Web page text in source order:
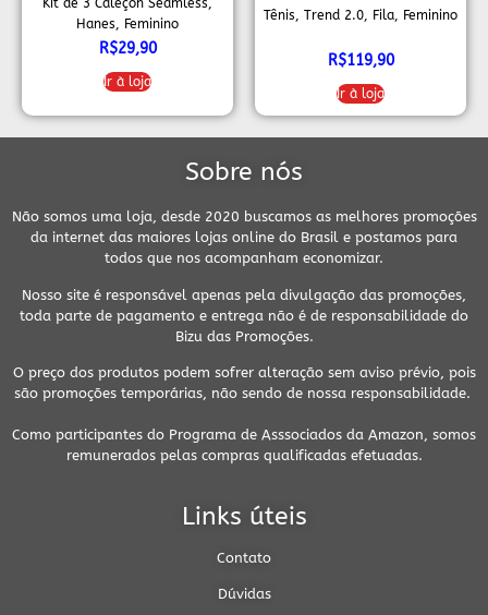
Kit de 3 Caleçon Seamless,
Hanes, Feminino
R$29,90
Ir à loja
Tênis, Trend 2.0, Fila, Feminino
R$119,90
Ir à loja
Sobre nós
Não somos uma loja, desde 2020 buscamos as melhores promoções
da internet das maiores lojas online do Brasil e postamos para
todos que nos acompanham economizar.
Nosso site é responsável apenas pela divulgação das promoções,
toda parte de pagamento e entrega não é de responsabilidade do
Bizu das Promoções.
O preço dos produtos podem sofrer alteração sem aviso prévio, pois
são promoções temporárias, não sendo de nossa responsabilidade.
Como participantes do Programa de Asssociados da Amazon, somos
remunerados pelas compras qualificadas efetuadas.
Links úteis
Contato
Dúvidas